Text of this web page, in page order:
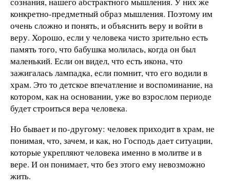
конкретно-предметный образ мышления. Поэтому им
очень сложно и понять, и объяснить веру и войти в
веру. Хорошо, если у человека чисто зрительно есть
память того, что бабушка молилась, когда он был
маленький. Если он видел, что есть икона, что
зажигалась лампадка, если помнит, что его водили в
храм. Это то детское впечатление и воспоминание, на
котором, как на основании, уже во взрослом периоде
будет строиться вера человека.
Но бывает и по-другому: человек приходит в храм, не
понимая, что, зачем, и как, но Господь дает ситуации,
которые укрепляют человека именно в молитве и в
вере. И он понимает, что без этого ему невозможно
жить.